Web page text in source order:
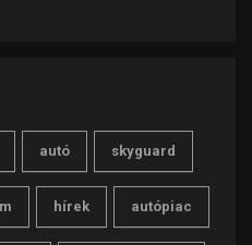
autó skyguard
hírek autópiac